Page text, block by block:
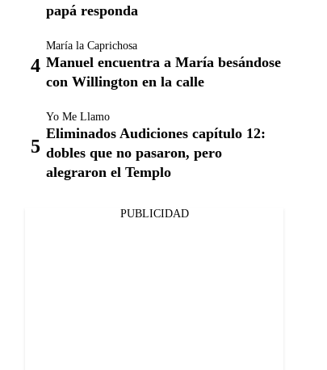
papá responda
María la Caprichosa
Manuel encuentra a María besándose
con Willington en la calle
Yo Me Llamo
Eliminados Audiciones capítulo 12:
dobles que no pasaron, pero
alegraron el Templo
PUBLICIDAD